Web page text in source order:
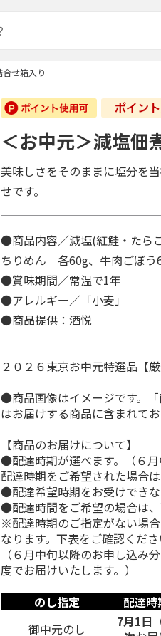
せ箱入り
＜お中元＞減塩佃
美味しさをそのままに塩分を
せです。
●商品内容／減塩(紅鮭・たら
ちりめん 各60g、牛肉ごぼ
●賞味期間／常温で1年
●アレルギー／「小麦」
●商品提供：酒悦
２０２６東京お中元特選品
●商品画像はイメージです。
はお届けする商品に含まれて
【商品のお届けについて】
●配達時期が選べます。（６月
配達時期をご希望された場合
●配達希望時期をお受けできな
●配達時間をご希望の場合は、
※配達時期のご指定がない場
なります。下表をご確認くださ
（６月中旬以降のお申し込み
度でお届けいたします。）
のし指定
配達時
御中元のし
7月1日